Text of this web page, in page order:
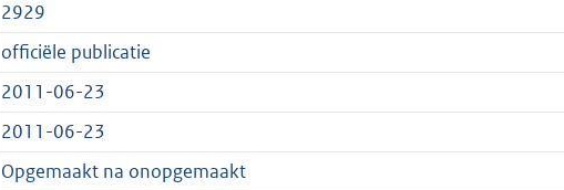
s
g
r
o
o
d
g
o
2929
officiële publicatie
2011-06-23
2011-06-23
Opgemaakt na onopgemaakt